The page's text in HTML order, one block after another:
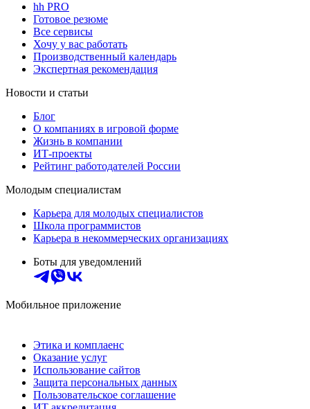
hh PRO
Готовое резюме
Все сервисы
Хочу у вас работать
Производственный календарь
Экспертная рекомендация
Новости и статьи
Блог
О компаниях в игровой форме
Жизнь в компании
ИТ-проекты
Рейтинг работодателей России
Молодым специалистам
Карьера для молодых специалистов
Школа программистов
Карьера в некоммерческих организациях
Боты для уведомлений
Мобильное приложение
Этика и комплаенс
Оказание услуг
Использование сайтов
Защита персональных данных
Пользовательское соглашение